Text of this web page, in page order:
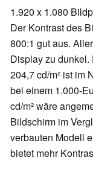
1.920 x 1.080
Der Kontrast des
800:1 gut aus.
Display zu dunkel.
204,7 cd/m² ist im
bei einem 1.000-
cd/m² wäre
Bildschirm im
verbauten Modell
bietet mehr